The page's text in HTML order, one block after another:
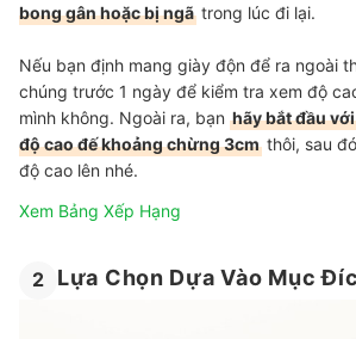
bong gân hoặc bị ngã trong lúc đi lại.
Nếu bạn định mang giày độn để ra ngoài
chúng trước 1 ngày để kiểm tra xem độ
mình không. Ngoài ra, bạn hãy bắt đầu
độ cao đế khoảng chừng 3cm thôi, sau
độ cao lên nhé.
Xem Bảng Xếp Hạng
2 Lựa Chọn Dựa Vào Mục